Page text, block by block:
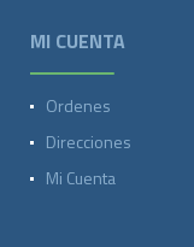
MI CUENTA
Ordenes
Direcciones
Mi Cuenta